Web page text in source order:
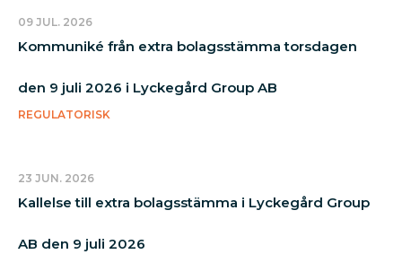
09 JUL. 2026
Kommuniké från extra bolagsstämma torsdagen
den 9 juli 2026 i Lyckegård Group AB
REGULATORISK
23 JUN. 2026
Kallelse till extra bolagsstämma i Lyckegård Group
AB den 9 juli 2026